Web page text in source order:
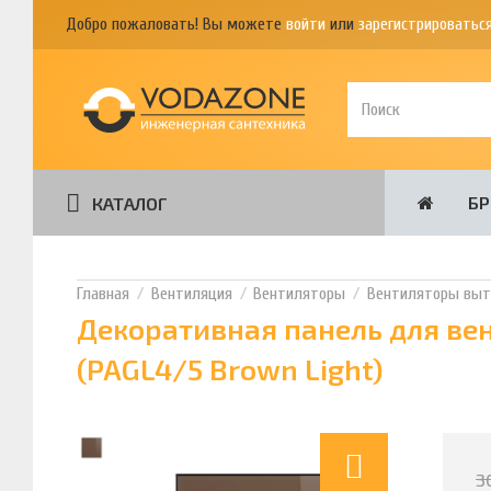
Добро пожаловать! Вы можете войти или
КАТАЛОГ
Вентиляция Вентиляторы Вентиляторы
Декоративная панель для
(PAGL4/5 Brown Light)